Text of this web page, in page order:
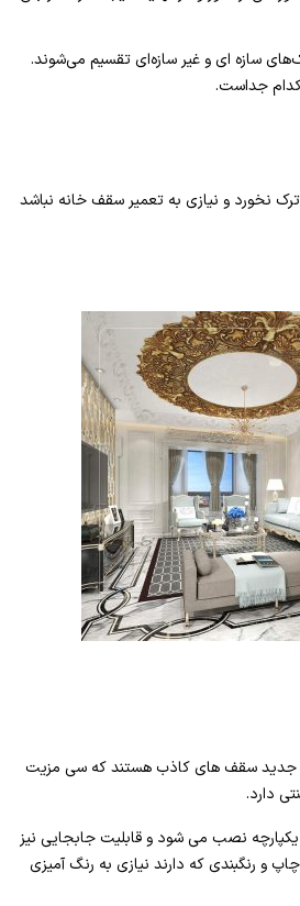
سازه ای و غیر سازه‌ای تقسیم می‌شوند.
جداست.
نخورد و نیازی به تعمیر سقف خانه نباشد
سقف های کاذب هستند که سی مزیت
دارد.
نصب می شود و قابلیت جابجایی نیز
و رنگبندی که دارند نیازی به رنگ آمیزی